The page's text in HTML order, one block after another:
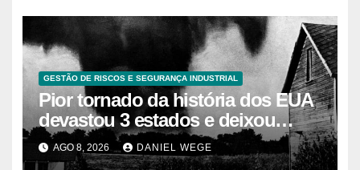
GESTÃO DE RISCOS E SEGURANÇA INDUSTRIAL
Pior tornado da história dos EUA
devastou 3 estados e deixou
centenas de mortos
AGO 8, 2026 DANIEL WEGE